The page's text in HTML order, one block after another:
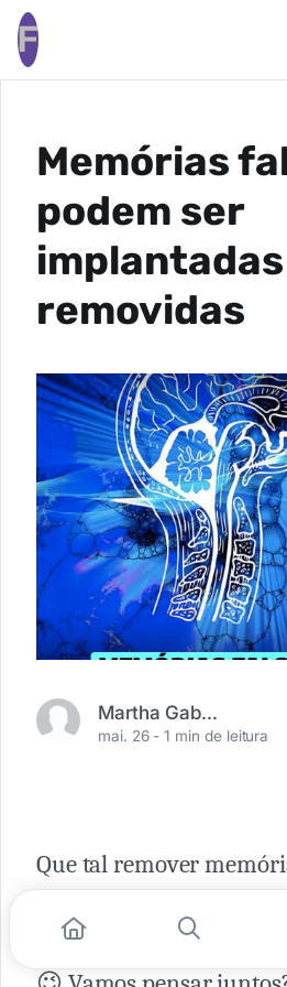
F
Memórias
podem ser
removidas
Martha Gabriel
mai. 26 -1 min de leitura
Que tal remover
suas? Cuidado, a